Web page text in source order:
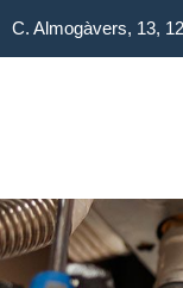
C. Almogàvers, 13,